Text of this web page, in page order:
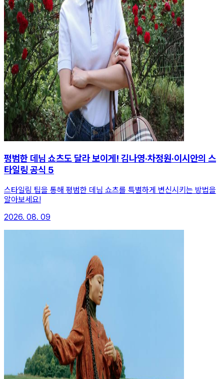
평범한 데님 쇼츠도 달라 보이게! 김나영·차정원·이시안의 스
타일링 공식 5
스타일링 팁을 통해 평범한 데님 쇼츠를 특별하게 변신시키는 방법을
알아보세요!
2026. 08. 09